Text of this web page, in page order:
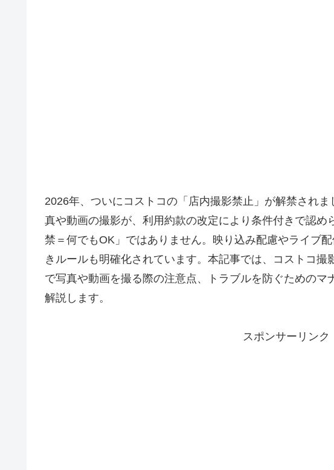
2026年、ついにコストコの「店内撮影禁止」が解禁され
真や動画の撮影が、利用約款の改定により条件付きで認
禁＝何でもOK」ではありません。映り込み配慮やライブ
きルールも明確化されています。本記事では、コストコ
で写真や動画を撮る際の注意点、トラブルを防ぐためのマ
解説します。
スポンサーリンク